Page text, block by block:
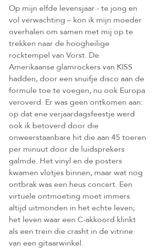
Op mijn elfde levensjaar - te jong en
vol verwachting – kon ik mijn moeder
overhalen om samen met mij op te
trekken naar de hoogheilige
rocktempel van Vorst. De
Amerikaanse glamrockers van KISS
hadden, door een snuifje disco aan de
formule toe te voegen, nu ook Europa
veroverd. Er was geen ontkomen aan:
op dat ene verjaardagsfeestje werd
ook ik betoverd door die
onweerstaanbare hit die aan 45 toeren
per minuut door de luidsprekers
galmde. Het vinyl en de posters
kwamen vlotjes binnen, maar wat nog
ontbrak was een heus concert. Een
virtuele ontmoeting moet immers
altijd uitmonden in het echte leven;
het leven waar een C-akkoord klinkt
als een trein die crasht in de vitrine
van een gitaarwinkel.